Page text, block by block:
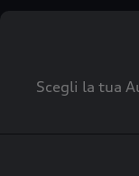
Scegli la tua